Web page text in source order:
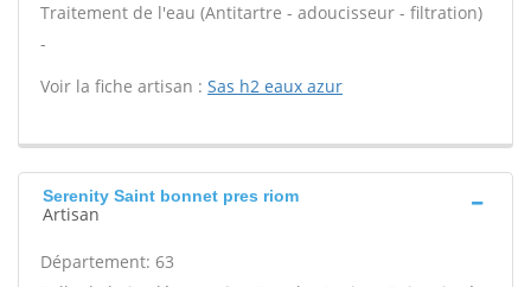
Traitement de l'eau (Antitartre - adoucisseur - filtration)
-
Voir la fiche artisan : Sas h2 eaux azur
Serenity Saint bonnet pres riom
Artisan
Département: 63